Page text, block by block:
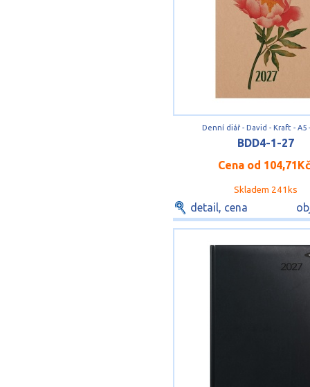
Denní diář - David - Kraft - A5
BDD4-1-27
Cena od 104,71Kč
Skladem 241ks
detail, cena